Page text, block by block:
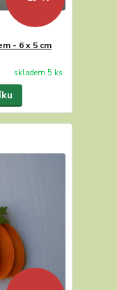
- 6 x 5 cm
skladem 5 ks